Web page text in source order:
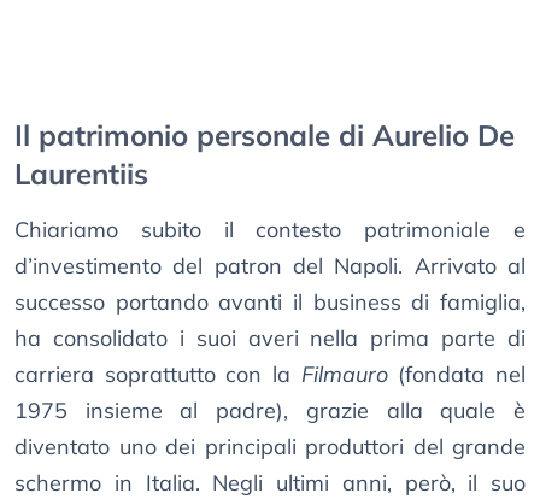
Il patrimonio personale di Aurelio De
Laurentiis
Chiariamo subito il contesto patrimoniale e
d’investimento del patron del Napoli. Arrivato al
successo portando avanti il business di famiglia,
ha consolidato i suoi averi nella prima parte di
carriera soprattutto con la Filmauro(fondata nel
1975 insieme al padre), grazie alla quale è
diventato uno dei principali produttori del grande
schermo in Italia. Negli ultimi anni, però, il suo